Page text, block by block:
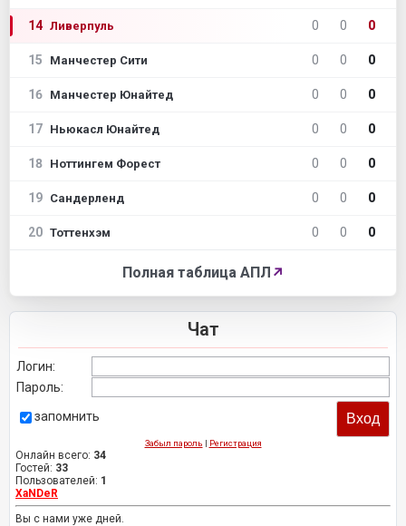
14 Ливерпуль 0 0 0
15 Манчестер Сити 0 0 0
16 Манчестер Юнайтед 0 0 0
17 Ньюкасл Юнайтед 0 0 0
18 Ноттингем Форест 0 0 0
19 Сандерленд 0 0 0
20 Тоттенхэм 0 0 0
Полная таблица АПЛ ↗
Чат
Логин:
Пароль:
запомнить
Забыл пароль | Регистрация
Онлайн всего: 34
Гостей: 33
Пользователей: 1
XaNDeR
Вы с нами уже дней.